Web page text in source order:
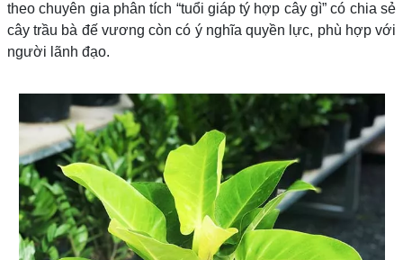
theo chuyên gia phân tích “tuổi giáp tý hợp cây gì” có chia sẻ
cây trầu bà đế vương còn có ý nghĩa quyền lực, phù hợp với
người lãnh đạo.